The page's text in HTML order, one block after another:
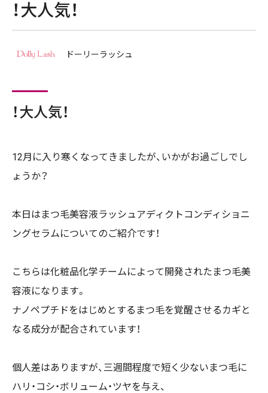
！大人気！
ドーリーラッシュ
！大人気！
12月に入り寒くなってきましたが、いかがお過ごしでし
ょうか？
本日はまつ毛美容液ラッシュアディクトコンディショニ
ングセラムについてのご紹介です！
こち らは化粧品化学チームによって開発されたまつ毛美
容液になります。
ナノペプチドをはじめとするまつ毛を覚醒させるカギと
なる成分が配合されています！
個人差はありますが、三週間程度で短く少ないまつ毛に
ハリ・コシ・ボリューム・ツヤを与え、